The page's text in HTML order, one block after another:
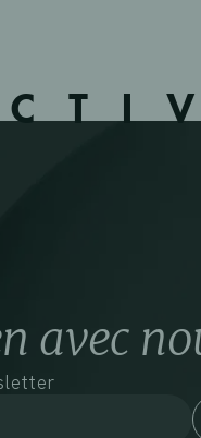
avec